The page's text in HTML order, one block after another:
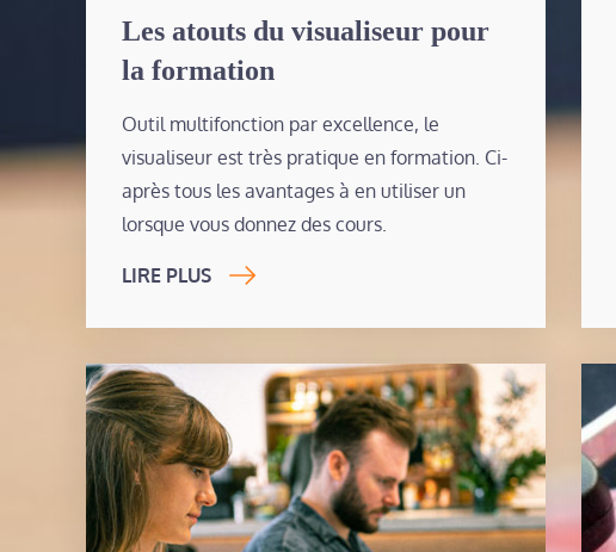
on
Les atouts du visualiseur pour
la formation
Outil multifonction par excellence, le
visualiseur est très pratique en formation. Ci-
après tous les avantages à en utiliser un
lorsque vous donnez des cours.
LIRE PLUS